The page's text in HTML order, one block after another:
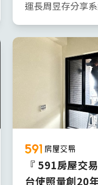
運長周昱存分享
含：不同屋齡驗
首次驗屋防雷秘
建築結合的驗屋
少購屋後的遺憾。
『 591房屋交
台使照量創20